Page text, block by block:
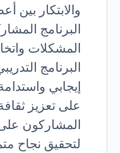
والابتكار بين
البرنامج
المشكلات
البرنامج
إيجابي
على تعزيز
المشاركون على
لتحقيق نجاح